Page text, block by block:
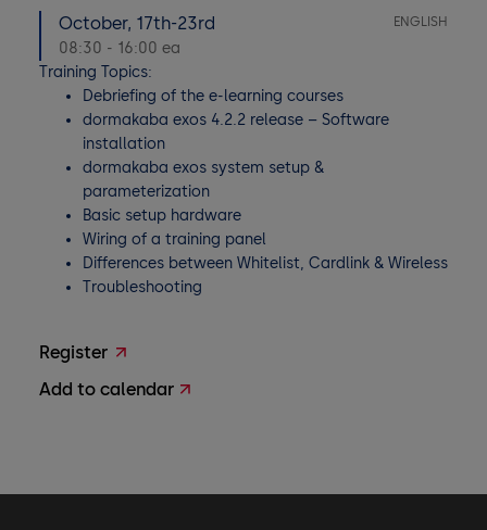
October, 17th-23rd
08:30 - 16:00 ea
ENGLISH
Training Topics:
Debriefing of the e-learning courses
dormakaba exos 4.2.2 release – Software
installation
dormakaba exos system setup &
parameterization
Basic setup hardware
Wiring of a training panel
Differences between Whitelist, Cardlink & Wireless
Troubleshooting
Register
Add to calendar